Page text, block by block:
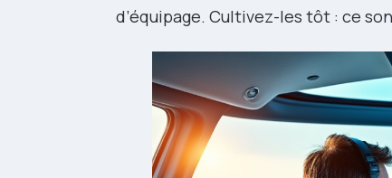
d’équipage. Cultivez-les tôt : ce